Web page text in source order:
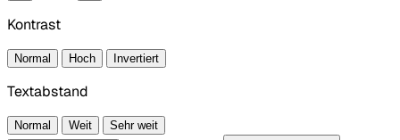
Kontrast
Normal Hoch Invertiert
Textabstand
Normal Weit Sehr weit